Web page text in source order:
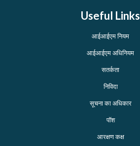
Useful Links
आईआईएम नियम
आईआईएम अधिनियम
सतर्कता
निविदा
सूचना का अधिकार
पॉश
आरक्षण कक्ष